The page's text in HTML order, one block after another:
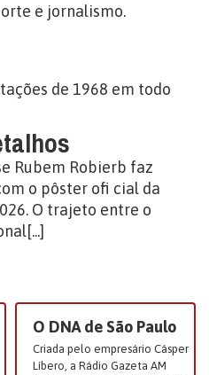
e jornalismo.
de 1968 em todo
Rubem Robierb faz
o pôster ofi cial da
O trajeto entre o
O DNA de São Paulo
Criada pelo empresário Cásper
Líbero, a Rádio Gazeta AM